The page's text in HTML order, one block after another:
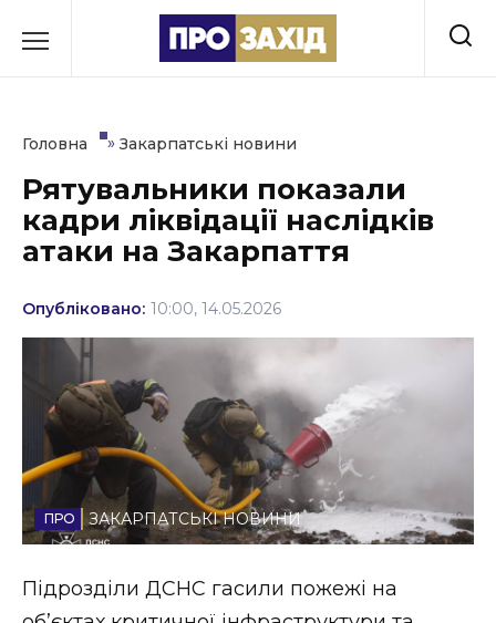
до
Культура
Освіта
Події
Політика
Соціум
Спорт
Стиль життя
Головна » Закарпатські новини
Рятувальники показали
кадри ліквідації наслідків
атаки на Закарпаття
Опубліковано: 10:00, 14.05.2026
ЗАКАРПАТСЬКІ НОВИНИ
Підрозділи ДСНС гасили пожежі на